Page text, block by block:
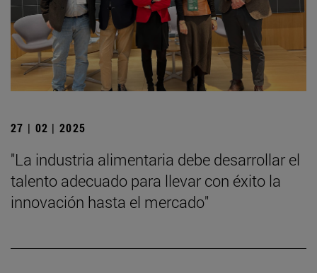
27 | 02 | 2025
"La industria alimentaria debe desarrollar el
talento adecuado para llevar con éxito la
innovación hasta el mercado"